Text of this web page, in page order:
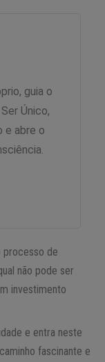
guia o
Único,
e abre o
processo de
não pode ser
investimento
e entra neste
fascinante e